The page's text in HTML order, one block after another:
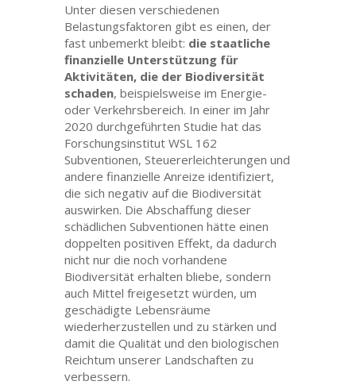
Unter diesen verschiedenen
Belastungsfaktoren gibt es einen, der
fast unbemerkt bleibt: die staatliche
finanzielle Unterstützung für
Aktivitäten, die der Biodiversität
schaden, beispielsweise im Energie-
oder Verkehrsbereich. In einer im Jahr
2020 durchgeführten Studie hat das
Forschungsinstitut WSL 162
Subventionen, Steuererleichterungen und
andere finanzielle Anreize identifiziert,
die sich negativ auf die Biodiversität
auswirken. Die Abschaffung dieser
schädlichen Subventionen hätte einen
doppelten positiven Effekt, da dadurch
nicht nur die noch vorhandene
Biodiversität erhalten bliebe, sondern
auch Mittel freigesetzt würden, um
geschädigte Lebensräume
wiederherzustellen und zu stärken und
damit die Qualität und den biologischen
Reichtum unserer Landschaften zu
verbessern.